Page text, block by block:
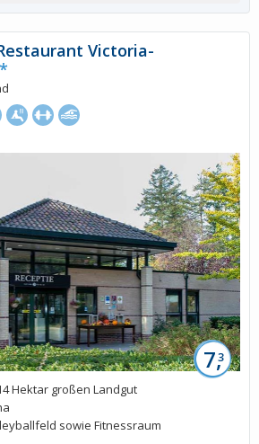
7,3
Victoria-
Hektar großen Landgut
sowie Fitnessraum